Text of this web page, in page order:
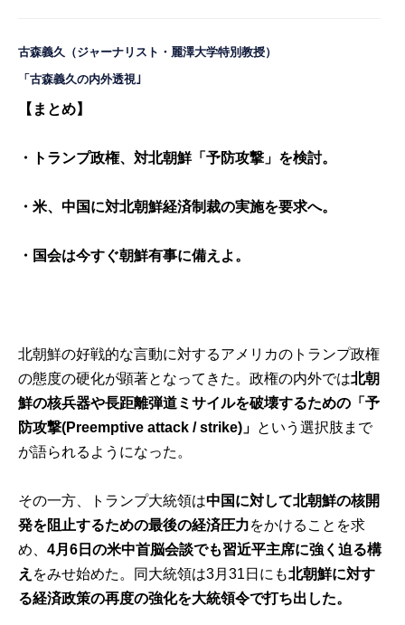
古森義久 （ジャーナリスト・麗澤大学特別教授）
「古森義久の内外透視｣
【まとめ】
・トランプ政権、対北朝鮮「予防攻撃」を検討。
・米、中国に対北朝鮮経済制裁の実施を要求へ。
・国会は今すぐ朝鮮有事に備えよ。
北朝鮮の好戦的な言動に対するアメリカのトランプ政権
の態度の硬化が顕著となってきた。政権の内外では北朝
鮮の核兵器や長距離弾道ミサイルを破壊するための「予
防攻撃(Preemptive attack / strike) 」 という選択肢まで
が語られるようになった。
その一方、トランプ大統領は中国に対して北朝鮮の核開
発を阻止するための最後の経済圧力をかけることを求
め、4月6日の米中首脳会談でも習近平主席に強く迫る構
え をみせ始めた。同大統領は3月31日にも北朝鮮に対す
る経済政策の再度の強化を大統領令で打ち出した。